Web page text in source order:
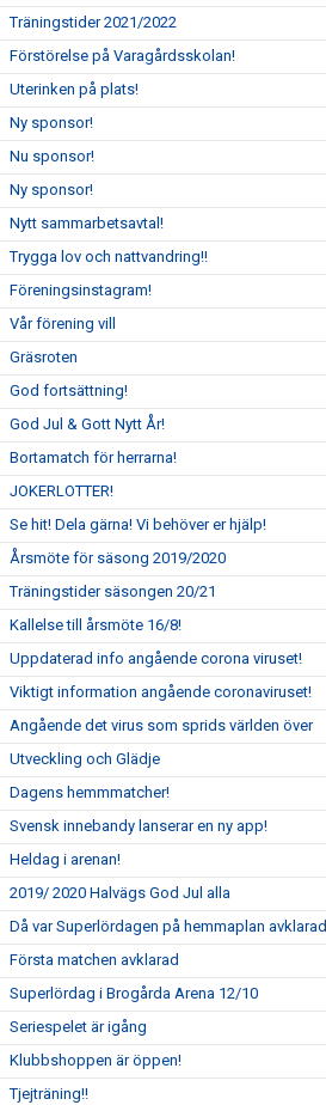
Träningstider 2021/2022
Förstörelse på Varagårdsskolan!
Uterinken på plats!
Ny sponsor!
Nu sponsor!
Ny sponsor!
Nytt sammarbetsavtal!
Trygga lov och nattvandring!!
Föreningsinstagram!
Vår förening vill
Gräsroten
God fortsättning!
God Jul & Gott Nytt År!
Bortamatch för herrarna!
JOKERLOTTER!
Se hit! Dela gärna! Vi behöver er hjälp!
Årsmöte för säsong 2019/2020
Träningstider säsongen 20/21
Kallelse till årsmöte 16/8!
Uppdaterad info angående corona viruset!
Viktigt information angående coronaviruset!
Angående det virus som sprids världen över
Utveckling och Glädje
Dagens hemmmatcher!
Svensk innebandy lanserar en ny app!
Heldag i arenan!
2019/ 2020 Halvägs God Jul alla
Då var Superlördagen på hemmaplan avklarad
Första matchen avklarad
Superlördag i Brogårda Arena 12/10
Seriespelet är igång
Klubbshoppen är öppen!
Tjejträning!!